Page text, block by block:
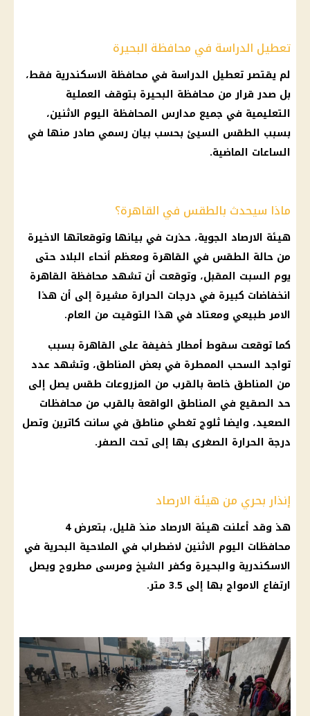
تعطيل الدراسة في محافظة البحيرة
لم يقتصرتعطيل الدراسة في محافظة الاسكندرية فقط،
بل صدرقرارمن محافظة البحيرة بتوقف العملية
التعليمية في جميع مدارس المحافظة اليوم الاثنين،
بسبب الطقس السيئ بحسب بيان رسمي صادر منها في
الساعات الماضية.
ماذا سيحدث بالطقس في القاهرة؟
هيئة الارصاد الجوية، حذرت في بيانها وتوقعاتها الاخيرة
من حالة الطقس في القاهرة ومعظم أنحاء البلاد حتى
يوم السبت المقبل، وتوقعت أن تشهد محافظة القاهرة
انخفاضات كبيرة في درجات الحرارة مشيرة إلى أن هذا
الامر طبيعي ومعتاد في هذا التوقيت من العام.
كما توقعت سقوط أمطارخفيفة على القاهرة بسبب
تواجد السحب الممطرة في بعض المناطق، وتشهد عدد
من المناطق خاصة بالقرب من المزروعات طقس يصل إلى
حد الصقيع في المناطق الواقعة بالقرب من محافظات
الصعيد، وايضا ثلوج تغطي مناطق في سانت كاترين وتصل
درجة الحرارة الصغرى بها إلى تحت الصفر.
إنذار بحري من هيئة الارصاد
هذ وقد أعلنت هيئة الارصاد منذ قليل، بتعرض 4
محافظات اليوم الاثنين لاضطراب في الملاحية البحرية في
الاسكندرية والبحيرة وكفر الشيخ ومرسى مطروح ويصل
ارتفاع الامواج بها إلى 3.5 متر.